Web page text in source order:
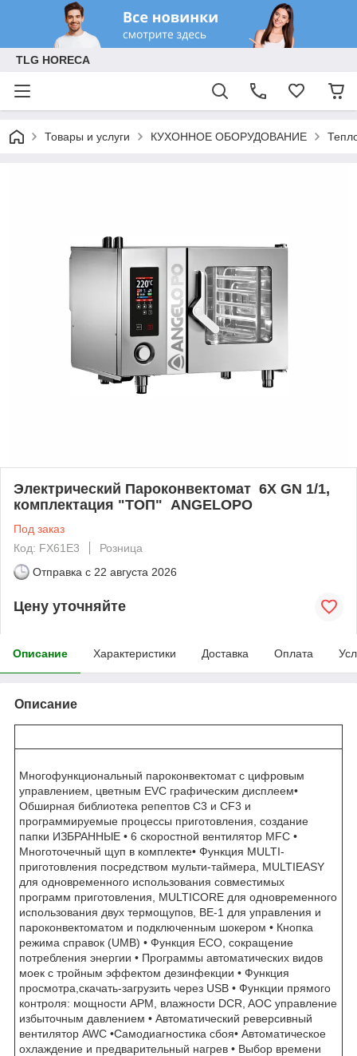
TLG HORECA
Товары и услуги КУХОННОЕ ОБОРУДОВАНИЕ
Электрический Пароконвектомат 6X GN 1/1,
комплектация "ТОП" ANGELOPO
Под заказ
Код: FX61E3
Розница
Отправка с 22 августа 2026
Цену уточняйте
Описание Характеристики Доставка Оплата
Описание
Многофункциональный пароконвектомат с цифровым
управлением, цветным EVC графическим дисплеем•
Обширная библиотека репептов C3 и CF3 и
программируемые процессы приготовления, создание
папки ИЗБРАННЫЕ • 6 скоростной вентилятор MFC •
Многоточечный щуп в комплекте• Функция MULTI-
приготовления посредством мульти-таймера, MULTIEASY
для одновременного использования совместимых
программ приготовления, MULTICORE для одновременного
использования двух термощупов, BE-1 для управления и
пароконвектоматом и подключенным шокером • Кнопка
режима справок (UMB) • Функция ECO, сокращение
потребления энергии • Программы автоматических видов
моек с тройным эффектом дезинфекции • Функция
просмотра,скачать-загрузить через USB • Функции прямого
контроля: мощности APM, влажности DCR, AOC управление
избыточным давлением • Автоматический реверсивный
вентилятор AWC •Самодиагностика сбоя• Автоматическое
охлаждение и предварительный нагрев • Выбор времени